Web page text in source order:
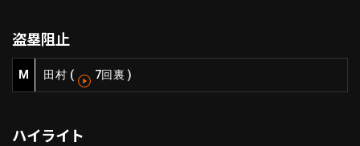
利用規約
運営会社（別ウィンドウで開く）
盗塁阻止
M 田村 ( 7回裏 )
ハイライト